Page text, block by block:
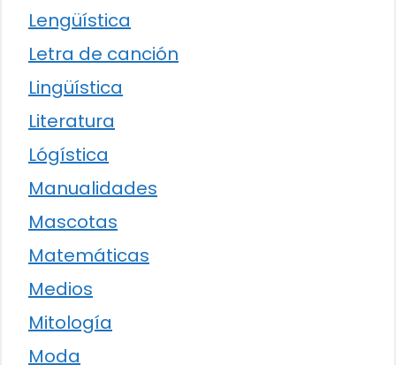
Lengüística
Letra de canción
Lingüística
Literatura
Lógística
Manualidades
Mascotas
Matemáticas
Medios
Mitología
Moda